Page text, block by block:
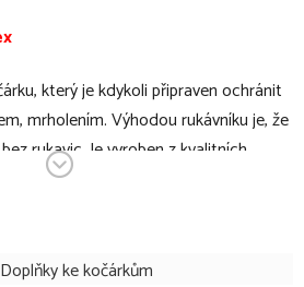
kte­rý je kdykoli připraven ochránit
mrholením. Výhodou rukávníku je, že
rukavic. Je vyroben z kva­litních
termoizolační vlastnosti. Rukávník
materiálu hřejivý a příjemný pro
Uvnitř rukávníku je dostatek místa
Doplňky ke kočárkům